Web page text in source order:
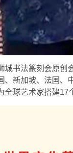
城书法篆刻会原创
、新加坡、法国、
全球艺术家搭建17